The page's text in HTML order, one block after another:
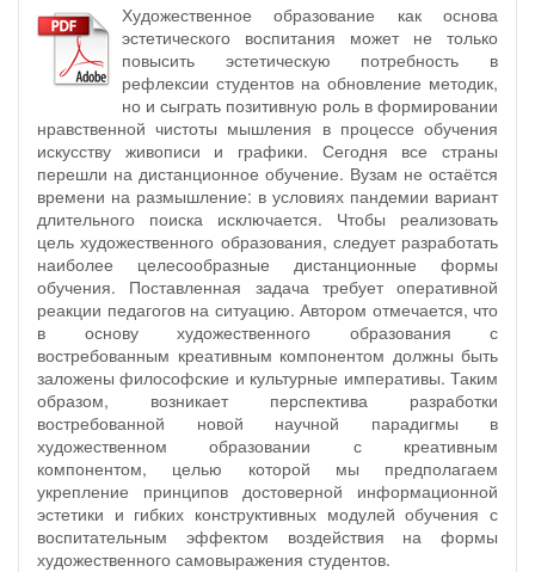
Художественное образование как основа
эстетического воспитания может не только
повысить эстетическую потребность в
рефлексии студентов на обновление методик,
но и сыграть позитивную роль в формировании
нравственной чистоты мышления в процессе обучения
искусству живописи и графики. Сегодня все страны
перешли на дистанционное обучение. Вузам не остаётся
времени на размышление: в условиях пандемии вариант
длительного поиска исключается. Чтобы реализовать
цель художественного образования, следует разработать
наиболее целесообразные дистанционные формы
обучения. Поставленная задача требует оперативной
реакции педагогов на ситуацию. Автором отмечается, что
в основу художественного образования с
востребованным креативным компонентом должны быть
заложены философские и культурные императивы. Таким
образом, возникает перспектива разработки
востребованной новой научной парадигмы в
художественном образовании с креативным
компонентом, целью которой мы предполагаем
укрепление принципов достоверной информационной
эстетики и гибких конструктивных модулей обучения с
воспитательным эффектом воздействия на формы
художественного самовыражения студентов.